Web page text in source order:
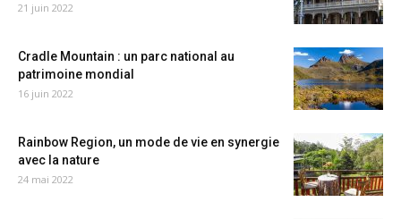
21 juin 2022
Cradle Mountain : un parc national au
patrimoine mondial
16 juin 2022
Rainbow Region, un mode de vie en synergie
avec la nature
24 mai 2022